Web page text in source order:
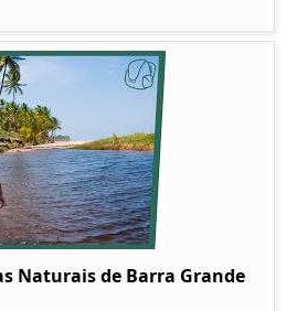
Naturais de Barra Grande